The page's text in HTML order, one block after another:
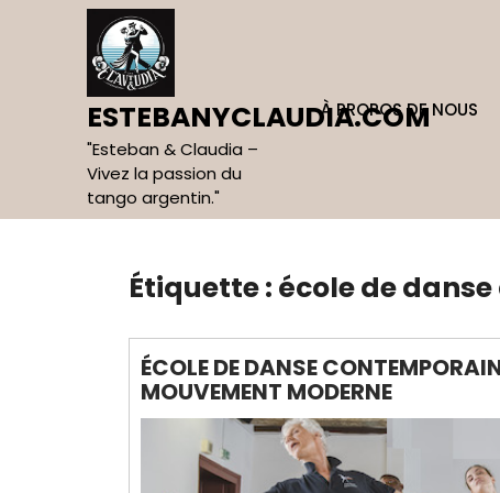
ESTEBANYCLAUDIA.COM
"Esteban & Claudia –
Vivez la passion du
tango argentin."
À PROPOS DE NOUS
Étiquette : école de
ÉCOLE DE DANSE
MOUVEMENT MODERNE